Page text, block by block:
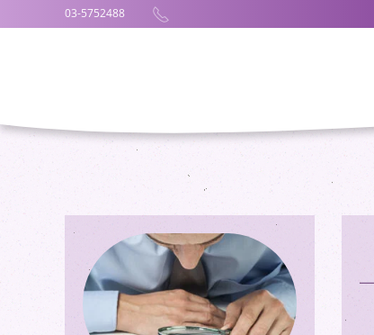
03-5752488